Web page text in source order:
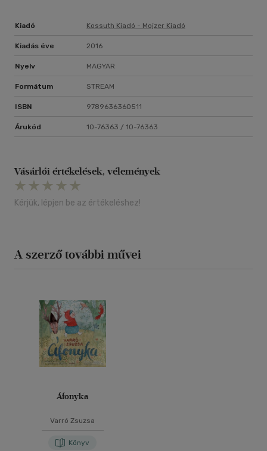
Kiadó Kossuth Kiadó - Mojzer Kiadó
Kiadás éve 2016
Nyelv MAGYAR
Formátum STREAM
ISBN 9789636360511
Árukód 10-76363 / 10-76363
Vásárlói értékelések, vélemények
Kérjük, lépjen be az értékeléshez!
A szerző további művei
Áfonyka
Varró Zsuzsa
Könyv